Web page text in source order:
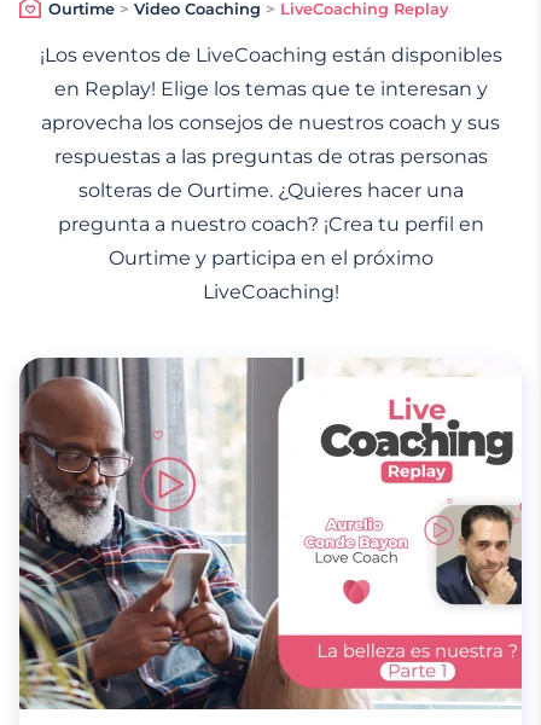
Ourtime> Video Coaching > LiveCoaching Replay
¡Los eventos de LiveCoaching están disponibles
en Replay! Elige los temas que te interesan y
aprovecha los consejos de nuestros coach y sus
respuestas a las preguntas de otras personas
solteras de Ourtime. ¿Quieres hacer una
pregunta a nuestro coach? ¡Crea tu perfil en
Ourtime y participa en el próximo
LiveCoaching!